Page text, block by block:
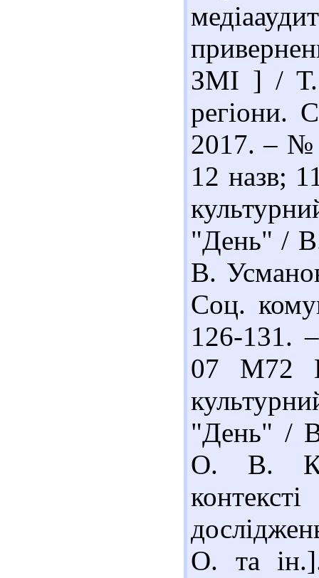
ЗМІ ] / Т.
регіони.
2017. – №
12 назв;
"День" /
В.
Соц.
126-131.
07 М72
"День" /
О. В.
О. та